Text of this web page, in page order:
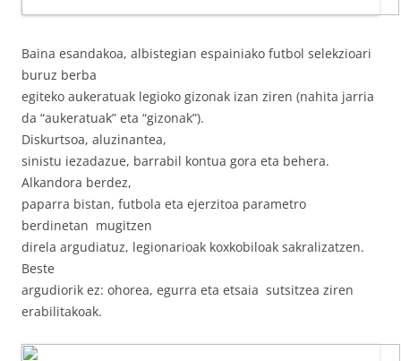
Baina esandakoa, albistegian espainiako futbol selekzioari
buruz berba
egiteko aukeratuak legioko gizonak izan ziren (nahita jarria
da “aukeratuak” eta “gizonak”).
Diskurtsoa, aluzinantea,
sinistu iezadazue, barrabil kontua gora eta behera.
Alkandora berdez,
paparra bistan, futbola eta ejerzitoa parametro
berdinetan mugitzen
direla argudiatuz, legionarioak koxkobiloak sakralizatzen.
Beste
argudiorik ez: ohorea, egurra eta etsaia sutsitzea ziren
erabilitakoak.